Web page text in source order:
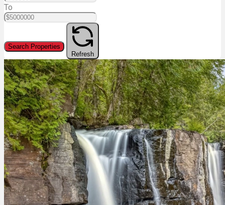
To
Search Properties
Refresh